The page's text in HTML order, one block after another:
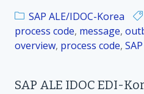
SAP ALE/IDOC-Korea
process code, message,
overview, process code, SAP
SAP ALE IDOC EDI-